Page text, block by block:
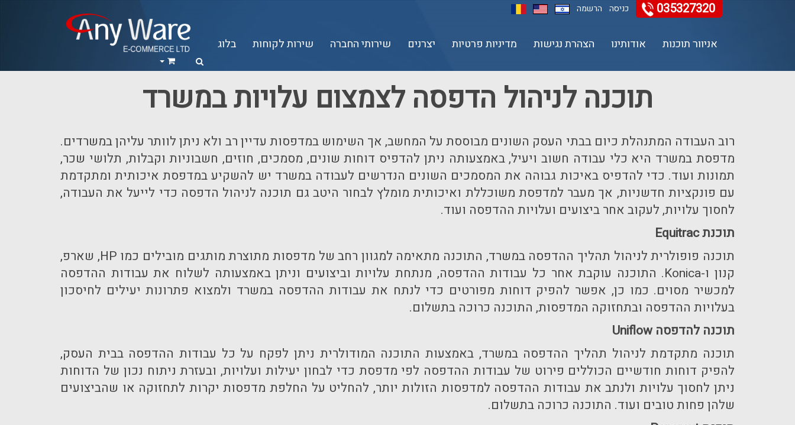
035327320 כניסה הרשמה
אניוור תוכנות אודותינו הצהרת נגישות מדיניות פרטיות יצרנים שירותי החברה שירות לקוחות בלוג
תוכנה לניהול הדפסה לצמצום עלויות במשרד
רוב העבודה המתנהלת כיום בבתי העסק השונים מבוססת על המחשב, אך השימוש במדפסות עדיין רב ולא ניתן לוותר עליהן במשרדים.
מדפסת במשרד היא כלי עבודה חשוב ויעיל, באמצעותה ניתן להדפיס דוחות שונים, מסמכים, חוזים, חשבוניות וקבלות, תלושי שכר,
תמונות ועוד. כדי להדפיס באיכות גבוהה את המסמכים השונים הנדרשים לעבודה במשרד יש להשקיע במדפסת איכותית ומתקדמת
עם פונקציות חדשניות, אך מעבר למדפסת משוכללת ואיכותית מומלץ לבחור היטב גם תוכנה לניהול הדפסה כדי לייעל את העבודה,
לחסוך עלויות, לעקוב אחר ביצועים ועלויות ההדפסה ועוד.
תוכנתEquitrac
תוכנה פופולרית לניהול תהליך ההדפסה במשרד, התוכנה מתאימה למגוון רחב של מדפסות מתוצרת מותגים מובילים כמו HP, שארפ,
קנון ו-Konica. התוכנה עוקבת אחר כל עבודות ההדפסה, מנתחת עלויות וביצועים וניתן באמצעותה לשלוח את עבודות ההדפסה
למכשיר מסוים. כמו כן, אפשר להפיק דוחות מפורטים כדי לנתח את עבודות ההדפסה במשרד ולמצוא פתרונות יעילים לחיסכון
בעלויות ההדפסה ובתחזוקה המדפסות, התוכנה כרוכה בתשלום.
תוכנה להדפסהUniflow
תוכנה מתקדמת לניהול תהליך ההדפסה במשרד, באמצעות התוכנה המודולרית ניתן לפקח על כל עבודות ההדפסה בבית העסק,
להפיק דוחות חודשיים הכוללים פירוט של עבודות ההדפסה לפי מדפסת כדי לבחון יעילות ועלויות, ובעזרת ניתוח נכון של הדוחות
ניתן לחסוך עלויות ולנתב את עבודות ההדפסה למדפסות הזולות יותר, להחליט על החלפת מדפסות יקרות לתחזוקה או שהביצועים
שלהן פחות טובים ועוד. התוכנה כרוכה בתשלום.